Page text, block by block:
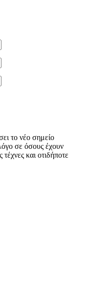
το νέο σημείο
σε όσους έχουν
και οτιδήποτε